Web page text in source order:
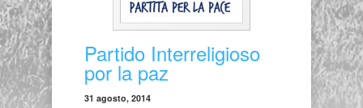
Partido Interreligioso
por la paz
31 agosto, 2014